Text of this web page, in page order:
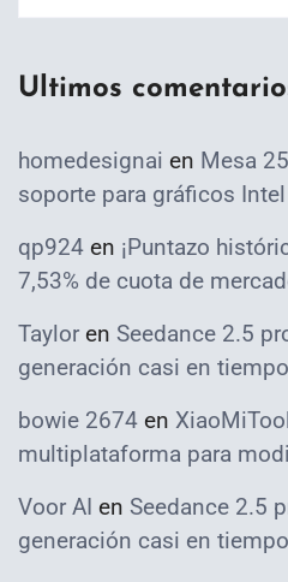
Ultimos
homedesignai en Mesa
soporte para gráficos
qp924 en ¡Puntazo
7,53% de cuota de
Taylor en Seedance 2.5
generación casi en
bowie 2674 en
multiplataforma para
Voor AI en Seedance 2.5
generación casi en